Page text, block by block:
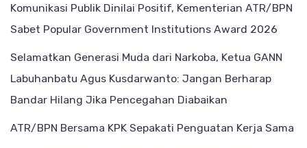
Komunikasi Publik Dinilai Positif, Kementerian ATR/BPN
Sabet Popular Government Institutions Award 2026
Selamatkan Generasi Muda dari Narkoba, Ketua GANN
Labuhanbatu Agus Kusdarwanto: Jangan Berharap
Bandar Hilang Jika Pencegahan Diabaikan
ATR/BPN Bersama KPK Sepakati Penguatan Kerja Sama